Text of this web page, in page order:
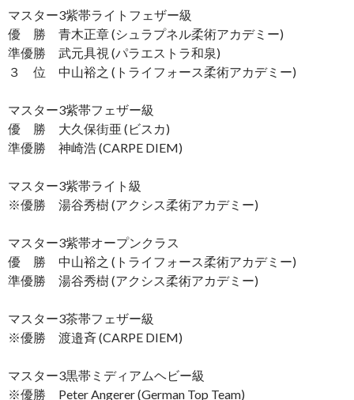
マスター3紫帯ライトフェザー級
優 勝 青木正章 (シュラプネル柔術アカデミー)
準優勝 武元具視 (パラエストラ和泉)
３ 位 中山裕之 (トライフォース柔術アカデミー)
マスター3紫帯フェザー級
優 勝 大久保街亜 (ビスカ)
準優勝 神崎浩 (CARPE DIEM)
マスター3紫帯ライト級
※優勝 湯谷秀樹 (アクシス柔術アカデミー)
マスター3紫帯オープンクラス
優 勝 中山裕之 (トライフォース柔術アカデミー)
準優勝 湯谷秀樹 (アクシス柔術アカデミー)
マスター3茶帯フェザー級
※優勝 渡邉斉 (CARPE DIEM)
マスター3黒帯ミディアムヘビー級
※優勝 Peter Angerer (German Top Team)